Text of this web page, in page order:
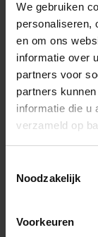
We gebruiken
personaliseren,
en om ons
informatie over
partners voor
partners
informatie die u
verzameld op
Noodzakelijk
Voorkeuren